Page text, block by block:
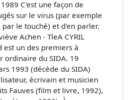
C'est une façon de
sur le virus (par exemple
le touché) et d'en parler.
Achen - TleA CYRIL
est un des premiers à
ordinaire du SIDA. 19
1993 (décède du SIDA)
écrivain et musicien
Fauves (film et livre, 1992),